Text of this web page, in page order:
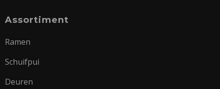
Assortiment
Ramen
Schuifpui
Deuren